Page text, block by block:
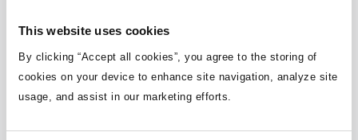
This website uses cookies
By clicking “Accept all cookies”, you agree to the storing of
cookies on your device to enhance site navigation, analyze site
usage, and assist in our marketing efforts.
相关内容
产品类目：
AC-DC|芯源系统|MPS